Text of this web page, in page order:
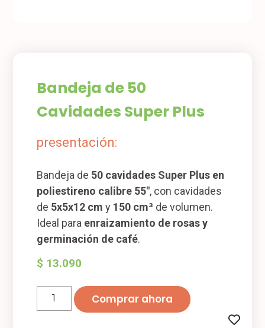
Bandeja de 50
Cavidades Super Plus
presentación:
Bandeja de 50 cavidades Super Plus en
poliestireno calibre 55″, con cavidades
de 5x5x12 cm y 150 cm³ de volumen.
Ideal para enraizamiento de rosas y
germinación de café.
$ 13.090
Comprar ahora